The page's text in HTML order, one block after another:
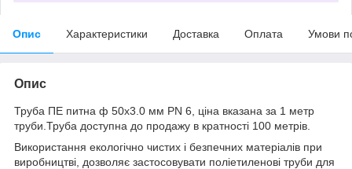
Опис Характеристики Доставка Оплата Умови
Опис
Труба ПЕ питна ф 50x3.0 мм PN 6, ціна вказана за 1 метр
труби.Труба доступна до продажу в кратності 100 метрів.
Використання екологічно чистих і безпечних матеріалів при
виробництві, дозволяє застосовувати поліетиленові труби для